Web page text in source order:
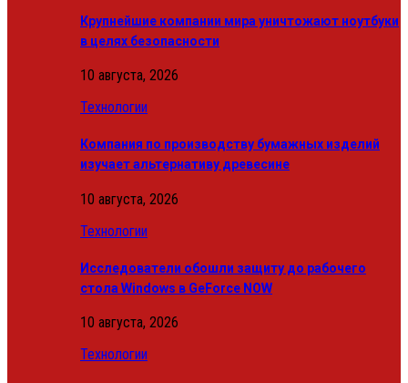
Крупнейшие компании мира уничтожают ноутбуки
в целях безопасности
10 августа, 2026
Технологии
Компания по производству бумажных изделий
изучает альтернативу древесине
10 августа, 2026
Технологии
Исследователи обошли защиту до рабочего
стола Windows в GeForce NOW
10 августа, 2026
Технологии